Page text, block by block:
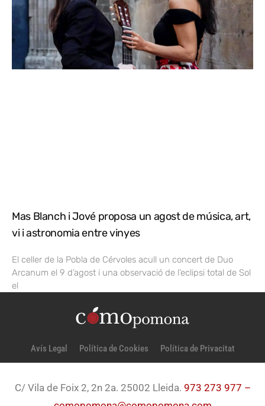
Mas Blanch i Jové proposa un agost de música, art,
vi i astronomia entre vinyes
El celler de la Pobla de Cérvoles acull un concert de Duo
Arcanum el 9 d’agost i una observació de l’eclipsi total de Sol
el
Avís Legal Política de Cookies Política de Privacitat
C/ Vila de Foix 2, 2n 2a. 25002 Lleida. 973 273 977 –